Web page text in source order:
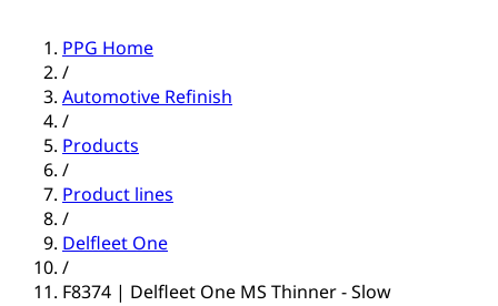
PPG Home
/
Automotive Refinish
/
Products
/
Product lines
/
Delfleet One
/
F8374 | Delfleet One MS Thinner - Slow